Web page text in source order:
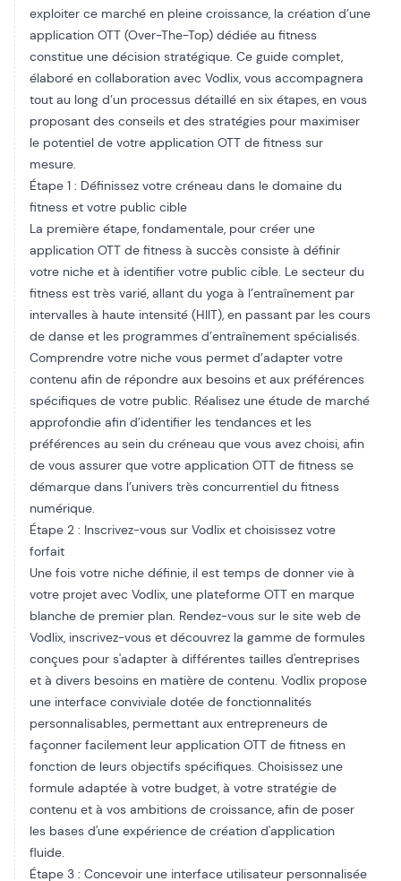
exploiter ce marché en pleine croissance, la création d’une
application OTT (Over-The-Top) dédiée au fitness
constitue une décision stratégique. Ce guide complet,
élaboré en collaboration avec Vodlix, vous accompagnera
tout au long d’un processus détaillé en six étapes, en vous
proposant des conseils et des stratégies pour maximiser
le potentiel de votre application OTT de fitness sur
mesure.
Étape 1 : Définissez votre créneau dans le domaine du
fitness et votre public cible
La première étape, fondamentale, pour créer une
application OTT de fitness à succès consiste à définir
votre niche et à identifier votre public cible. Le secteur du
fitness est très varié, allant du yoga à l’entraînement par
intervalles à haute intensité (HIIT), en passant par les cours
de danse et les programmes d’entraînement spécialisés.
Comprendre votre niche vous permet d’adapter votre
contenu afin de répondre aux besoins et aux préférences
spécifiques de votre public. Réalisez une étude de marché
approfondie afin d’identifier les tendances et les
préférences au sein du créneau que vous avez choisi, afin
de vous assurer que votre application OTT de fitness se
démarque dans l’univers très concurrentiel du fitness
numérique.
Étape 2 : Inscrivez-vous sur Vodlix et choisissez votre
forfait
Une fois votre niche définie, il est temps de donner vie à
votre projet avec Vodlix, une plateforme OTT en marque
blanche de premier plan. Rendez-vous sur le site web de
Vodlix, inscrivez-vous et découvrez la gamme de formules
conçues pour s'adapter à différentes tailles d'entreprises
et à divers besoins en matière de contenu. Vodlix propose
une interface conviviale dotée de fonctionnalités
personnalisables, permettant aux entrepreneurs de
façonner facilement leur application OTT de fitness en
fonction de leurs objectifs spécifiques. Choisissez une
formule adaptée à votre budget, à votre stratégie de
contenu et à vos ambitions de croissance, afin de poser
les bases d'une expérience de création d'application
fluide.
Étape 3 : Concevoir une interface utilisateur personnalisée